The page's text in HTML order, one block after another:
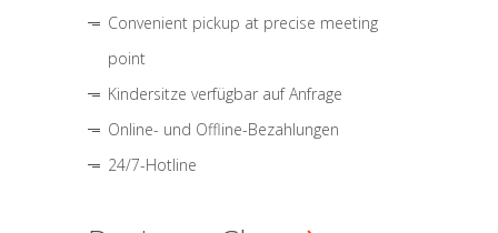
Convenient pickup at precise meeting
point
Kindersitze verfügbar auf Anfrage
Online- und Offline-Bezahlungen
24/7-Hotline